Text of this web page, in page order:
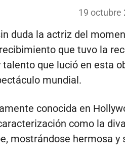
19 octubre
duda la actriz del
que tuvo la
talento que lució en esta
mundial.
conocida en
como la diva
mostrándose hermosa y